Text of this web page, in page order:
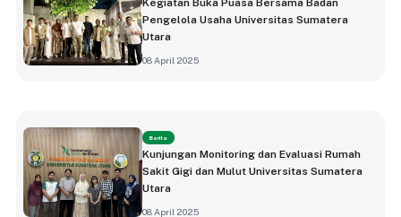
Kegiatan Buka Puasa Bersama Badan
Pengelola Usaha Universitas Sumatera
Utara
08 April 2025
Berita
Kunjungan Monitoring dan Evaluasi Rumah
Sakit Gigi dan Mulut Universitas Sumatera
Utara
08 April 2025